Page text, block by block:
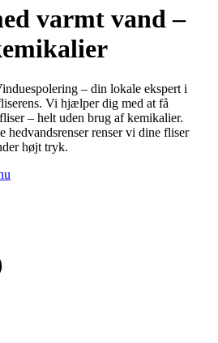
varmt vand –
– din lokale ekspert i
Vi hjælper dig med at få
– helt uden brug af kemikalier.
hedvandsrenser renser vi dine fliser
højt tryk.